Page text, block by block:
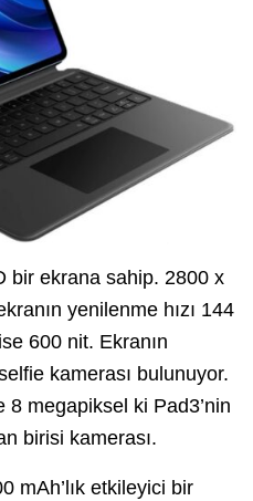
bir ekrana sahip. 2800 x
yenilenme hızı 144
600 nit. Ekranın
kamerası bulunuyor.
8 megapiksel ki Pad3’nin
birisi kamerası.
mAh’lık etkileyici bir